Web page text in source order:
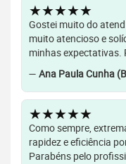
★★★★★
Gostei muito do
muito atencioso e
minhas expectativas.
— Ana Paula Cunha
★★★★★
Como sempre,
rapidez e eficiência
Parabéns pelo